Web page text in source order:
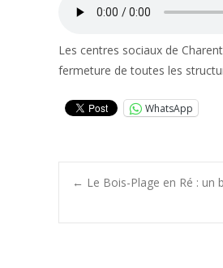
Les centres sociaux de
fermeture de toutes les
WhatsApp
Post
← Le Bois-Plage en Ré : un